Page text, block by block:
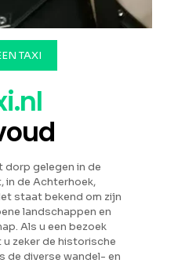
TAXI
dorp gelegen in de
in de Achterhoek,
staat bekend om zijn
landschappen en
Als u een bezoek
zeker de historische
de diverse wandel- en